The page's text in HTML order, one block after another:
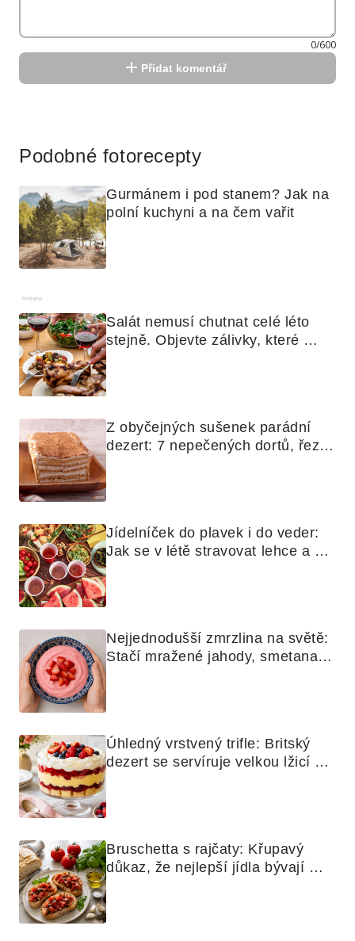
0/600
Přidat komentář
Podobné fotorecepty
Gurmánem i pod stanem? Jak na
polní kuchyni a na čem vařit
Reklama
Salát nemusí chutnat celé léto
stejně. Objevte zálivky, které
Z obyčejných sušenek parádní
dezert: 7 nepečených dortů, řezů
Jídelníček do plavek i do veder:
Jak se v létě stravovat lehce a
Nejjednodušší zmrzlina na světě:
Stačí mražené jahody, smetana a
Úhledný vrstvený trifle: Britský
dezert se servíruje velkou lžicí
Bruschetta s rajčaty: Křupavý
důkaz, že nejlepší jídla bývají